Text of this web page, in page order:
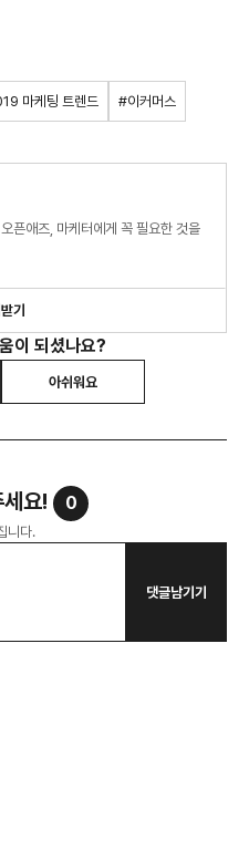
마케팅 트렌드 #이커머스
픈애즈, 마케터에게 꼭 필요한 것을
기
이 되셨나요?
아쉬워요
요! 0
니다.
댓글남기기